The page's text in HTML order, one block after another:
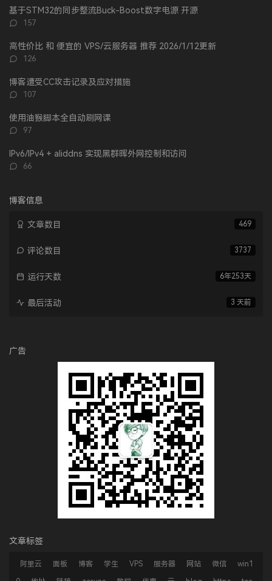
文
评
基于STM32的同步整流Buck-Boost数字电源 开源
评
数：
157
高性价比 和 便宜的 VPS/云服务器 推荐 2026/1/12更新
评
数：
126
博客遭受CC攻击记录及应对措施
评
数：
107
使用油猴脚本全自动刷网课
评
数：
97
IPv6/IPv4 + aliddns 实现黑群晖外网控制和访问
评
66
博客信息
469
文章数目
3737
评论数目
6年253天
运行天数
3 天前
最后活动
广告
文章标签
阿里云 面板 博客 学生 VPS 服务器 网站 微信 win1